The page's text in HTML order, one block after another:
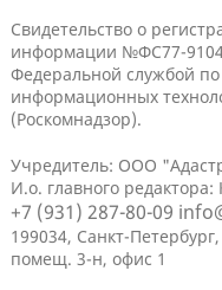
Свидетельство о
информации №ФС77-
Федеральной службой
информационных
(Роскомнадзор).
Учредитель: ООО
И.о. главного
+7 (931) 287-80-09
199034, Санкт-
помещ. 3-н, офис 1